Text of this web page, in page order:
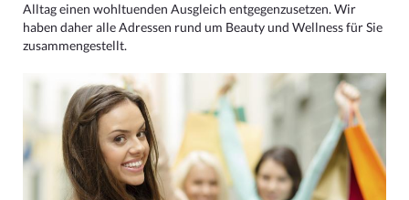
Alltag einen wohltuenden Ausgleich entgegenzusetzen. Wir
haben daher alle Adressen rund um Beauty und Wellness für Sie
zusammengestellt.